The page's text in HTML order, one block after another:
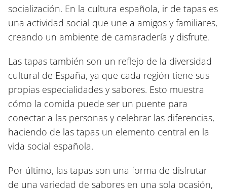
socialización. En la cultura española, ir de tapas es
una actividad social que une a amigos y familiares,
creando un ambiente de camaradería y disfrute.
Las tapas también son un reflejo de la diversidad
cultural de España, ya que cada región tiene sus
propias especialidades y sabores. Esto muestra
cómo la comida puede ser un puente para
conectar a las personas y celebrar las diferencias,
haciendo de las tapas un elemento central en la
vida social española.
Por último, las tapas son una forma de disfrutar
de una variedad de sabores en una sola ocasión,